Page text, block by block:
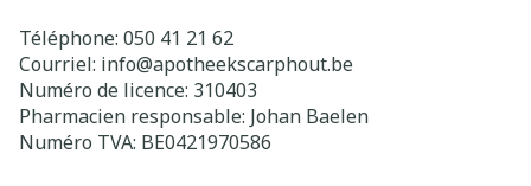
Téléphone: 050 41 21 62
Courriel: info@apotheekscarphout.be
Numéro de licence: 310403
Pharmacien responsable: Johan Baelen
Numéro TVA: BE0421970586